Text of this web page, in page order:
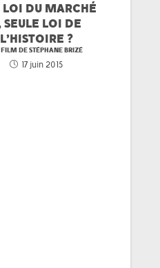
LOI DU MARCHÉ
SEULE LOI DE
L’HISTOIRE ?
FILM DE STÉPHANE BRIZÉ
17 juin 2015